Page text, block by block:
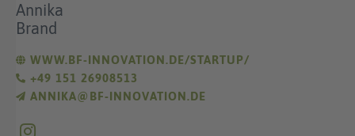
Annika
Brand
WWW.BF-INNOVATION.DE/STARTUP/
+49 151 26908513
ANNIKA@BF-INNOVATION.DE